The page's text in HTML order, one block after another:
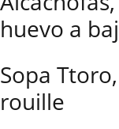
huevo a
Sopa
rouille